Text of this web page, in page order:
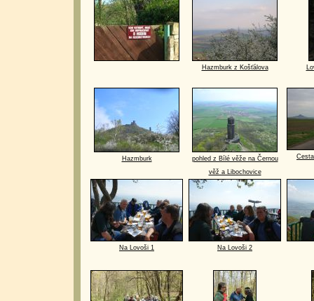
Hazmburk z Košťálova
Hazmburk
pohled z Bílé věže na Černou
věž a Libochovice
Na Lovoši 1 Na Lovoši 2